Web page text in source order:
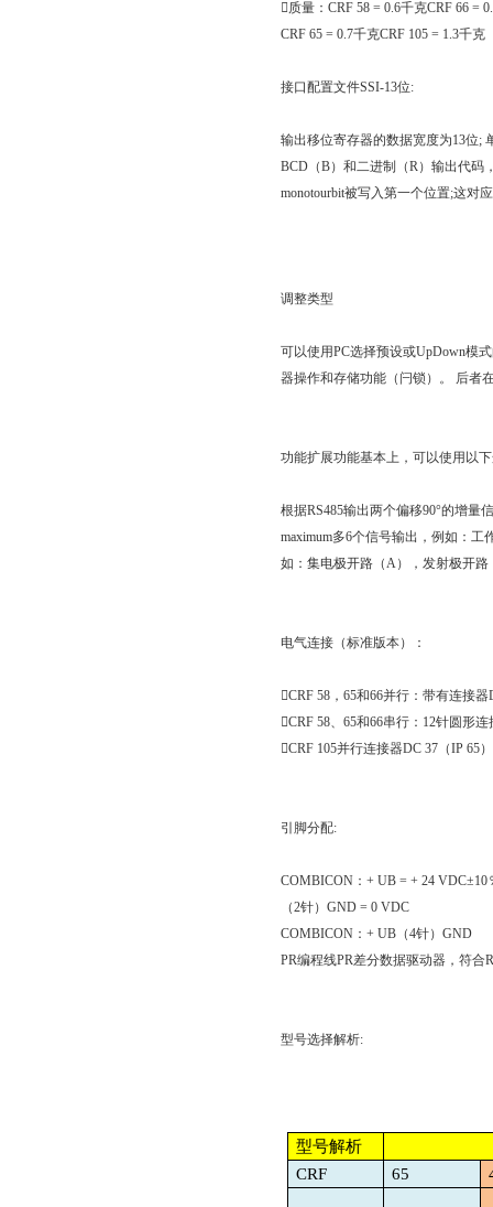
质量： CRF 58 = 0.6千克CRF 66 =
CRF 65 = 0.7千克CRF 105 = 1.3千克
接口配置文件SSI-13位:
输出移位寄存器的数据宽度为13位;
BCD （B）和二进制（R）输出代码
monotourbit被写入第一个位置;这对
调整类型
可以使用PC选择预设或UpDown模
器操作和存储功能（闩锁）。
后者
功能扩展功能基本上，可以使用以
根据RS485输出两个偏移90°的增量
maximum多6个信号输出，例如：工
如：集电极开路（A），发射极开路
电气连接（标准版本）：
CRF 58 ， 65和66并行：带有连接器
CRF 58、 65和66串行： 12针圆形连
CRF 105并行连接器DC 37 （IP 65
引脚分配:
COMBICON ： + UB = + 24 VDC±10
（2针） GND = 0 VDC
COMBICON ： + UB （4针） GND
PR编程线PR差分数据驱动器，符合
型号选择解析:
型号解析
CRF
65